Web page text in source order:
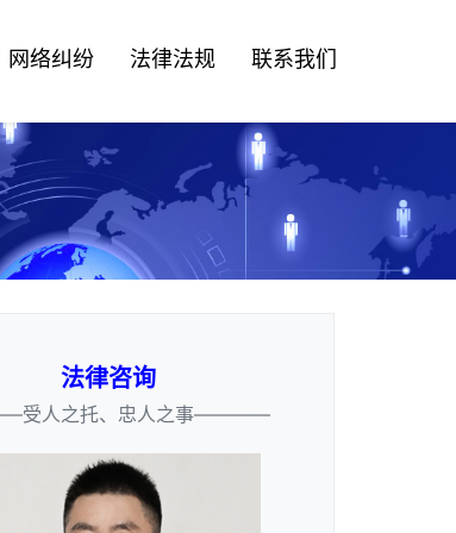
网络纠纷 法律法规 联系我们
法律咨询
人之托、忠人之事————